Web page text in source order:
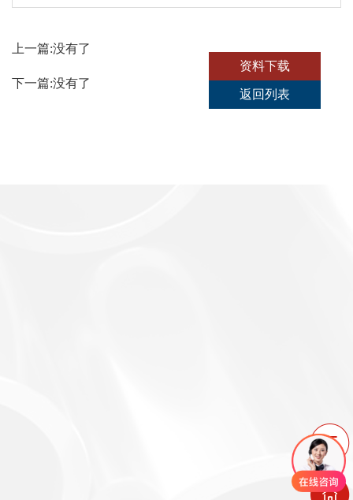
上一篇:没有了
下一篇:没有了
资料下载
返回列表